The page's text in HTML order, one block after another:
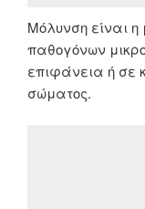
Μόλυνση είναι
παθογόνων
επιφάνεια ή σε
σώματος.